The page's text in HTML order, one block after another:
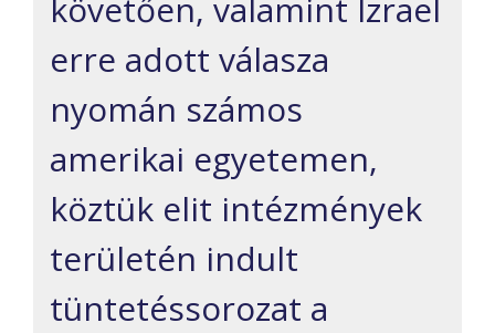
követően, valamint Izrael
erre adott válasza
nyomán számos
amerikai egyetemen,
köztük elit intézmények
területén indult
tüntetéssorozat a